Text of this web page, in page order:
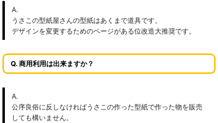
A.
うさこの型紙屋さんの型紙はあくまで道具です。
デザインを変更するためのページがある位改造大推奨です。
Q. 商用利用は出来ますか？
A.
公序良俗に反しなければうさこの作った型紙で作った物を販売
しても構いません。